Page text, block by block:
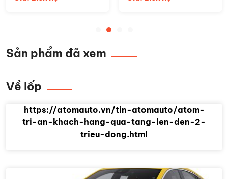
Sản phẩm đã xem
Về lốp
https://atomauto.vn/tin-atomauto/atom-
tri-an-khach-hang-qua-tang-len-den-2-
trieu-dong.html